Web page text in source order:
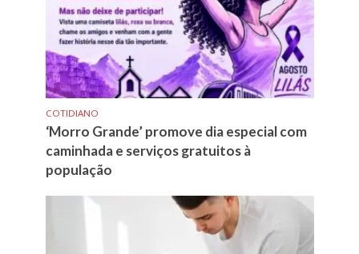
COTIDIANO
‘Morro Grande’ promove dia especial com
caminhada e serviços gratuitos à
população